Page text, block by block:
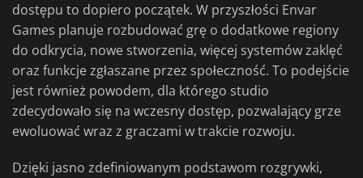
dostępu to dopiero początek. W przyszłości Envar
Games planuje rozbudować grę o dodatkowe regiony
do odkrycia, nowe stworzenia, więcej systemów zaklęć
oraz funkcje zgłaszane przez społeczność. To podejście
jest również powodem, dla którego studio
zdecydowało się na wczesny dostęp, pozwalający grze
ewoluować wraz z graczami w trakcie rozwoju.
Dzięki jasno zdefiniowanym podstawom rozgrywki,